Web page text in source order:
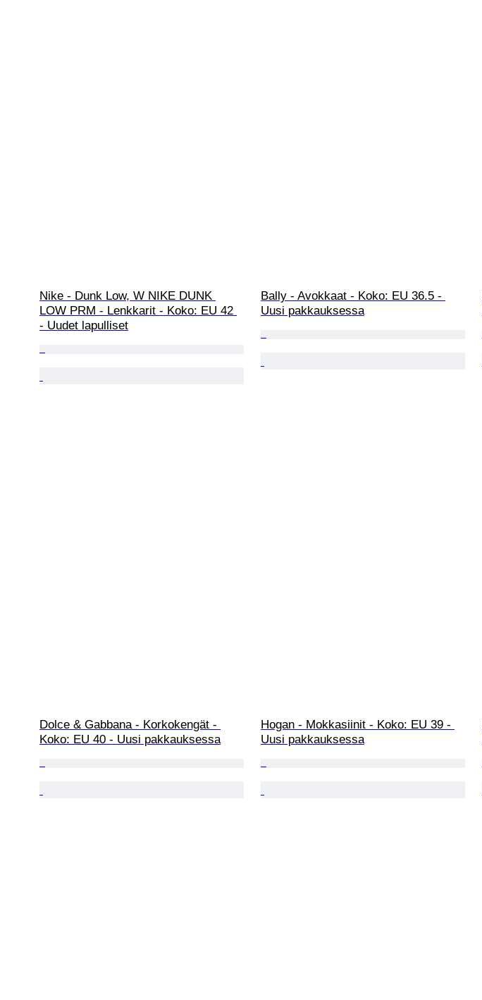
Nike - Dunk Low, W NIKE DUNK
LOW PRM - Lenkkarit - Koko: EU 42
- Uudet lapulliset
Bally - Avokkaat - Koko: EU 36.5 -
Uusi pakkauksessa
Dolce & Gabbana - Korkokengät -
Koko: EU 40 - Uusi pakkauksessa
Hogan - Mokkasiinit - Koko: EU 39 -
Uusi pakkauksessa